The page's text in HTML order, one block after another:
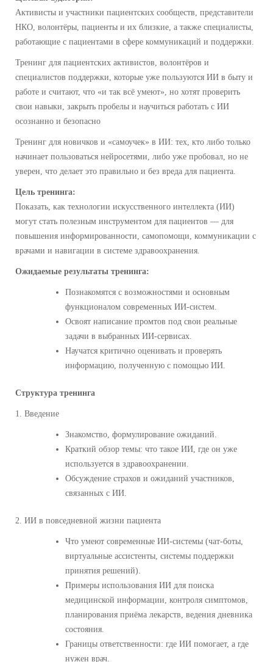
Активисты и участники пациентских сообществ, представители
НКО, волонтёры, пациенты и их близкие, а также специалисты,
работающие с пациентами в сфере коммуникаций и поддержки.
Тренинг для пациентских активистов, волонтёров и
специалистов поддержки, которые уже пользуются ИИ в быту и
работе и считают, что «и так всё умеют», но хотят проверить
свои навыки, закрыть пробелы и научиться работать с ИИ
осознанно и безопасно
Тренинг для новичков и «самоучек» в ИИ: тех, кто либо только
начинает пользоваться нейросетями, либо уже пробовал, но не
уверен, что делает это правильно и без вреда для пациента.
Цель тренинга:
Показать, как технологии искусственного интеллекта (ИИ)
могут стать полезным инструментом для пациентов — для
повышения информированности, самопомощи, коммуникации с
врачами и навигации в системе здравоохранения.
Ожидаемые результаты тренинга:
Познакомятся с возможностями и основным
функционалом современных ИИ‑систем.
Освоят написание промтов под свои реальные
задачи в выбранных ИИ‑сервисах.
Научатся критично оценивать и проверять
информацию, полученную с помощью ИИ.
Структура тренинга
1. Введение
Знакомство, формулирование ожиданий.
Краткий обзор темы: что такое ИИ, где он уже
используется в здравоохранении.
Обсуждение страхов и ожиданий участников,
связанных с ИИ.
2. ИИ в повседневной жизни пациента
Что умеют современные ИИ-системы (чат-боты,
виртуальные ассистенты, системы поддержки
принятия решений).
Примеры использования ИИ для поиска
медицинской информации, контроля симптомов,
планирования приёма лекарств, ведения дневника
состояния.
Границы ответственности: где ИИ помогает, а где
нужен врач.